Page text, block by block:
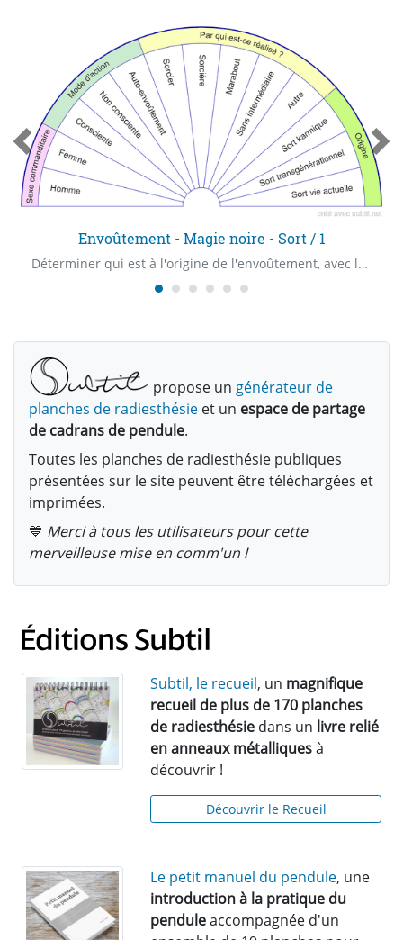
Envoûtement - Magie noire - Sort / 1
Déterminer qui est à l'origine de l'envoûtement, avec les modalités et le but recherché
propose un générateur de
planches de radiesthésie et un espace de partage
de cadrans de pendule.
Toutes les planches de radiesthésie publiques
présentées sur le site peuvent être téléchargées et
imprimées.
💙 Merci à tous les utilisateurs pour cette
merveilleuse mise en comm'un !
Subtil, le recueil, un magnifique
recueil de plus de 170 planches
de radiesthésie dans un livre relié
en anneaux métalliquesà
découvrir !
Découvrir le Recueil
Le petit manuel du pendule, une
introduction à la pratique du
penduleaccompagnée d'un